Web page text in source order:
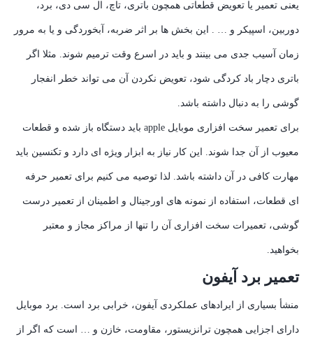
یعنی تعمیر یا تعویض قطعاتی همچون باتری، تاچ، ال سی دی، برد،
دوربین، اسپیکر و … . این بخش ها بر اثر ضربه، آبخوردگی و یا به مرور
زمان آسیب جدی می بینند و باید در اسرع وقت ترمیم شوند. مثلا اگر
باتری دچار باد کردگی شود، تعویض نکردن آن می تواند خطر انفجار
گوشی را به دنبال داشته باشد.
برای تعمیر سخت افزاری موبایل apple باید دستگاه باز شده و قطعات
معیوب از آن جدا شوند. این کار نیاز به ابزار ویژه ای دارد و تکنسین باید
مهارت کافی در آن داشته باشد. لذا توصیه می کنیم برای تعمیر حرفه
ای قطعات، استفاده از نمونه های اورجینال و اطمینان از تعمیر درست
گوشی، تعمیرات سخت افزاری آن را تنها از مراکز مجاز و معتبر
بخواهید.
تعمیر برد آیفون
منشأ بسیاری از ایرادهای عملکردی آیفون، خرابی برد است. برد موبایل
دارای اجزایی همچون ترانزیستور، مقاومت، خازن و … است که اگر از